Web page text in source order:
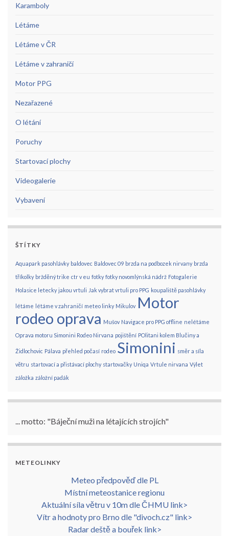
Karamboly
Létáme
Létáme v ČR
Létáme v zahraničí
Motor PPG
Nezařazené
O létání
Poruchy
Startovací plochy
Videogalerie
Vybavení
ŠTÍTKY
Aquapark pasohlávky baldovec Baldovec 09 brzda na podbozek nirvany brzda
tříkolky bržděný trike ctr v eu fotky fotky novomlýnská nádrž Fotogalerie
Holasice letecky jakou vrtuli Jak vybrat vrtuli pro PPG koupaliště pasohlávky
létáme létáme v zahraničí meteo linky Mikulov Motor
rodeo oprava Mušov Navigace pro PPG offline nelétáme
Oprava motoru Simonini Rodeo Nirvana pojištění POlitani kolem Blučiny a
Židlochovic Pálava přehled počasí rodeo Simonini směr a síla
větru startovací a přistávací plochy startovačky Uniqa Vrtule nirvana Výlet
záložka záložní padák
... motto: "Báječní muži na létajících strojích"
METEOLINKY
Meteo předpověď dle PL
Místní meteostanice regionu
Aktuální síla větru v 10m dle ČHMU link>
Vítr a hodnoty pro Brno dle "divoch.cz" link>
Radar deště a bouřek link>